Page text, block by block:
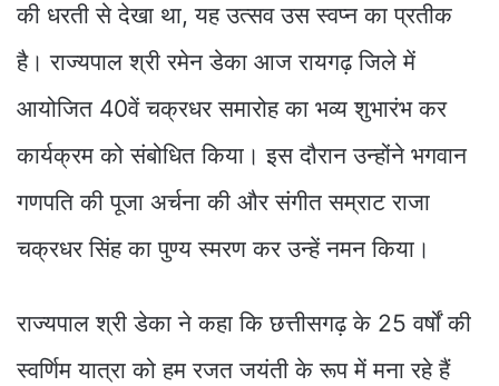
की धरती से देखा था, यह उत्सव उस स्वप्न का प्रतीक
है। राज्यपाल श्री रमेन डेका आज रायगढ़ जिले में
आयोजित 40वें चक्रधर समारोह का भव्य शुभारंभ कर
कार्यक्रम को संबोधित किया। इस दौरान उन्होंने भगवान
गणपति की पूजा अर्चना की और संगीत सम्राट राजा
चक्रधर सिंह का पुण्य स्मरण कर उन्हें नमन किया।
राज्यपाल श्री डेका ने कहा कि छत्तीसगढ़ के 25 वर्षों की
स्वर्णिम यात्रा को हम रजत जयंती के रूप में मना रहे हैं